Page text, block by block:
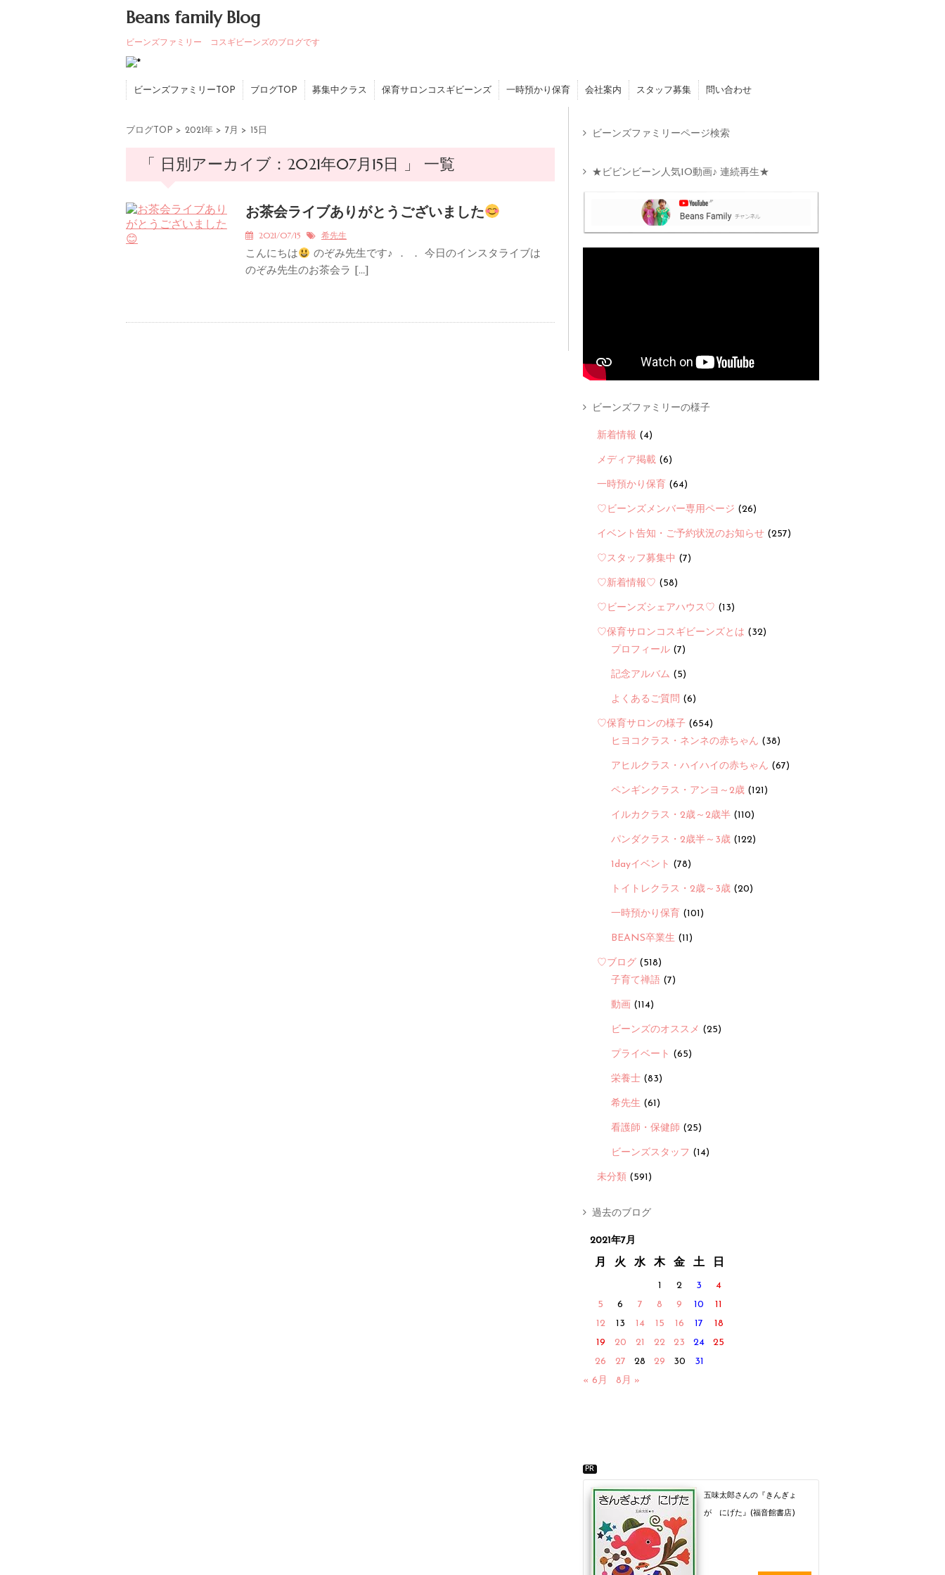
Beans family Blog
ビーンズファミリー コスギビーンズのブログです
ビーンズファミリーTOP ブログTOP 募集中クラス 保育サロンコスギビーンズ 一時預かり保育 会社案内 スタッフ募集 問い合わせ
ブログTOP > 2021年 > 7月 > 15日
「 日別アーカイブ：2021年07月15日 」 一覧
お茶会ライブありがとうございました
2021/07/15 希先生
こんにちは
のぞみ先生です♪ ． ． 今日のインスタライブは
のぞみ先生のお茶会ラ […]
ビーンズファミリーページ検索
★ビビンビーン人気10動画♪ 連続再生★
ビーンズファミリーの様子
新着情報 (4)
メディア掲載 (6)
一時預かり保育 (64)
♡ビーンズメンバー専用ページ (26)
イベント告知・ご予約状況のお知らせ (257)
♡スタッフ募集中 (7)
♡新着情報♡ (58)
♡ビーンズシェアハウス♡ (13)
♡保育サロンコスギビーンズとは (32)
プロフィール (7)
記念アルバム (5)
よくあるご質問 (6)
♡保育サロンの様子 (654)
ヒヨコクラス・ネンネの赤ちゃん (38)
アヒルクラス・ハイハイの赤ちゃん (67)
ペンギンクラス・アンヨ～2歳 (121)
イルカクラス・2歳～2歳半 (110)
パンダクラス・2歳半～3歳 (122)
1dayイベント (78)
トイトレクラス・2歳～3歳 (20)
一時預かり保育 (101)
BEANS卒業生 (11)
♡ブログ (518)
子育て禅語 (7)
動画 (114)
ビーンズのオススメ (25)
プライベート (65)
栄養士 (83)
希先生 (61)
看護師・保健師 (25)
ビーンズスタッフ (14)
未分類 (591)
過去のブログ
2021年7月
月 火 水 木 金 土 日
1 2 3
4
5
6 7 8 9 10
11
12
13 14 15 16 17
18
19
20 21 22 23 24
25
26
27 28 29 30
31
« 6月
8月 »
PR
五味太郎さんの『きんぎょ
が にげた』(福音館書店)